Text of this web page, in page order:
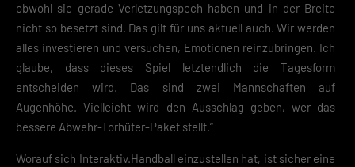
obwohl sie gerade Verletzungspech haben und in der Breite
nicht so besetzt sind. Das gilt für uns aktuell auch. Wir werden
alles investieren und versuchen, Emotionen reinzubringen. Ich
glaube, dass dieses Spiel letztendlich die Tagesform
entscheiden wird. Das sind zwei Mannschaften auf
Augenhöhe. Vielleicht wird den Ausschlag geben, wer das
bessere Abwehr-Torhüter-Paket stellt.“
Worauf sich Interaktiv.Handball einzustellen hat, ist sicher eine